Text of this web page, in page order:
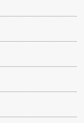
雑貨類も豊富。ブ
」を採用してお
くれます。コロン
ん、カジュアルファ
ドです。